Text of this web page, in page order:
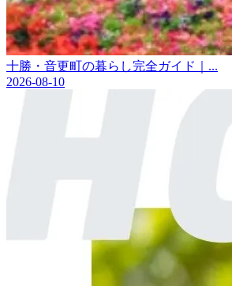
十勝・音更町の暮らし完全ガイド｜...
2026-08-10